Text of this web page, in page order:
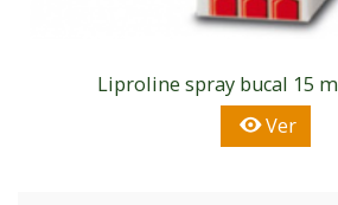
Liproline spray bucal 15
Ver